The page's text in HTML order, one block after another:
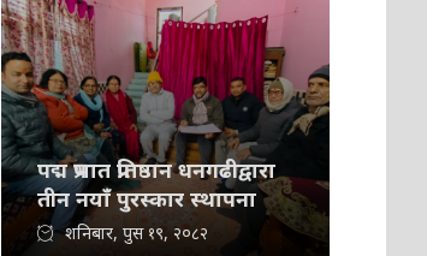
पद्म प्रभात प्रतिष्ठान धनगढीद्वारा
तीन नयाँ पुरस्कार स्थापना
शनिबार, पुस १९, २०८२